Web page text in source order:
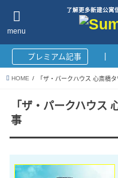
了解更多新建公寓
menu
プレミアム記事
HOME 「ザ・パークハウス 心斎橋
「ザ・パークハウス
事